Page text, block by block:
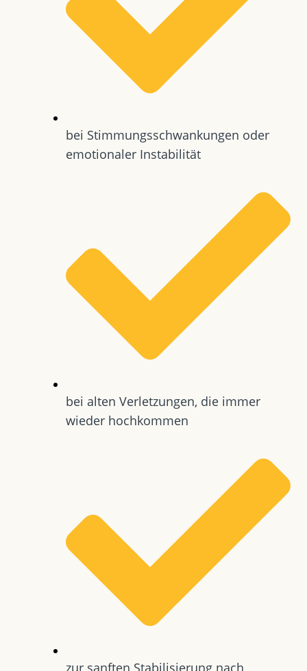
bei Stimmungsschwankungen oder
emotionaler Instabilität
bei alten Verletzungen, die immer
wieder hochkommen
zur sanften Stabilisierung nach